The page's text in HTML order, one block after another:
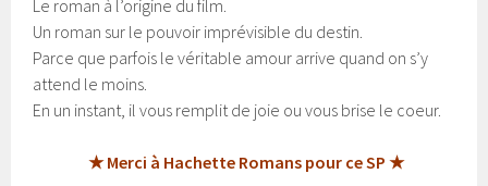
Le roman à l’origine du film.
Un roman sur le pouvoir imprévisible du destin.
Parce que parfois le véritable amour arrive quand on s’y
attend le moins.
En un instant, il vous remplit de joie ou vous brise le coeur.
★ Merci à Hachette Romans pour ce SP ★